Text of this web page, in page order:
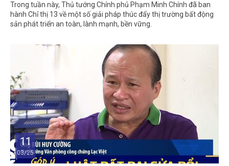
Trong tuần này, Thủ tướng Chính phủ Phạm Minh Chính đã ban
hành Chỉ thị 13 về một số giải pháp thúc đẩy thị trường bất động
sản phát triển an toàn, lành mạnh, bền vững.
11
03/25